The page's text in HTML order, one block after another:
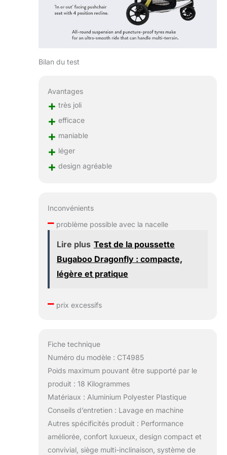
Bilan du test
Avantages
+ très joli
+ efficace
+ maniable
+ léger
+ design agréable
Inconvénients
–problème possible avec la nacelle
Lire plus Test de la poussette
Bugaboo Dragonfly : compacte,
légère et pratique
–prix excessifs
Fiche technique
Numéro du modèle : CT4985
Poids maximum pouvant être supporté par le
produit : 18 Kilogrammes
Matériaux : Aluminium Polyester Plastique
Conseils d’entretien : Lavage en machine
Autres spécificités produit : Performance
améliorée, confort luxueux, design compact et
convivial, siège multi-inclinaison, système de